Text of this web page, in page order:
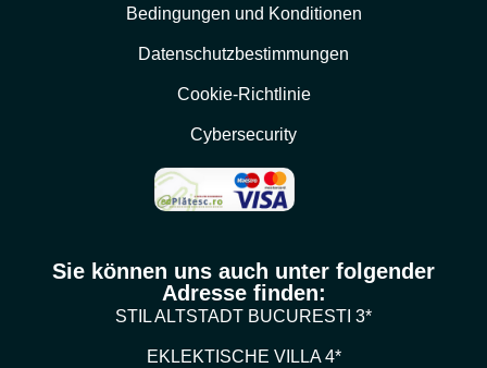
Bedingungen und Konditionen
Datenschutzbestimmungen
Cookie-Richtlinie
Cybersecurity
Sie können uns auch unter folgender
Adresse finden:
STIL ALTSTADT BUCURESTI 3*
EKLEKTISCHE VILLA 4*